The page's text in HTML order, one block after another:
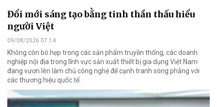
Đổi mới sáng tạo bằng tinh thần thấu hiểu
người Việt
09/08/2026 07:14
Không còn bó hẹp trong các sản phẩm truyền thống, các doanh
nghiệp nội địa trong lĩnh vực sản xuất thiết bị gia dụng Việt Nam
đang vươn lên làm chủ công nghệ để cạnh tranh sòng phẳng với
các thương hiệu quốc tế.